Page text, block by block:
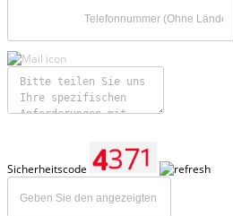
Sicherheitscode